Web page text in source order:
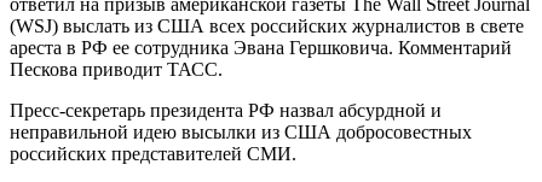
(WSJ) выслать из США всех российских журналистов в свете
ареста в РФ ее сотрудника Эвана Гершковича. Комментарий
Пескова приводит ТАСС.
Пресс-секретарь президента РФ назвал абсурдной и
неправильной идею высылки из США добросовестных
российских представителей СМИ.